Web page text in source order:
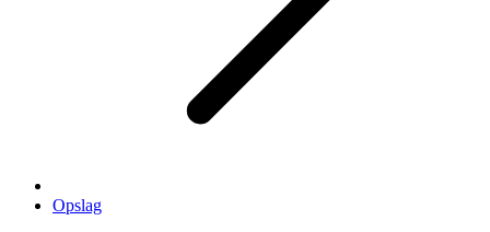
Opslag